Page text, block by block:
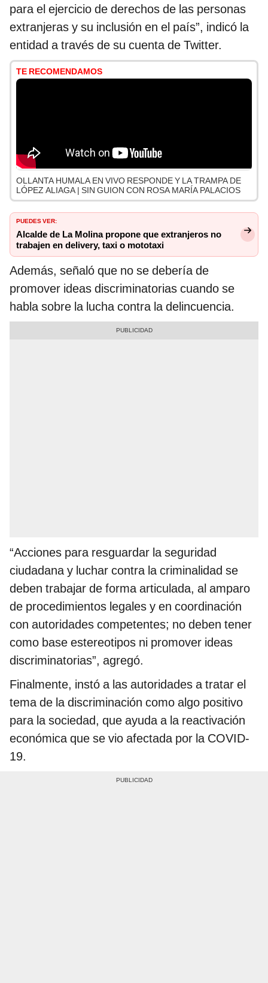
para el ejercicio de derechos de las personas
extranjeras y su inclusión en el país”, indicó la
entidad a través de su cuenta de Twitter.
TE RECOMENDAMOS
OLLANTA HUMALA EN VIVO RESPONDE Y LA TRAMPA DE
LÓPEZ ALIAGA | SIN GUION CON ROSA MARÍA PALACIOS
PUEDES VER:
Alcalde de La Molina propone que extranjeros no
trabajen en delivery, taxi o mototaxi
Además, señaló que no se debería de
promover ideas discriminatorias cuando se
habla sobre la lucha contra la delincuencia.
“Acciones para resguardar la seguridad
ciudadana y luchar contra la criminalidad se
deben trabajar de forma articulada, al amparo
de procedimientos legales y en coordinación
con autoridades competentes; no deben tener
como base estereotipos ni promover ideas
discriminatorias”, agregó.
Finalmente, instó a las autoridades a tratar el
tema de la discriminación como algo positivo
para la sociedad, que ayuda a la reactivación
económica que se vio afectada por la COVID-
19.